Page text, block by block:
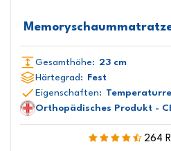
Gesamthöhe: 23 cm
Härtegrad:
Fest
Eigenschaften:
Orthopädisches Produkt -
264